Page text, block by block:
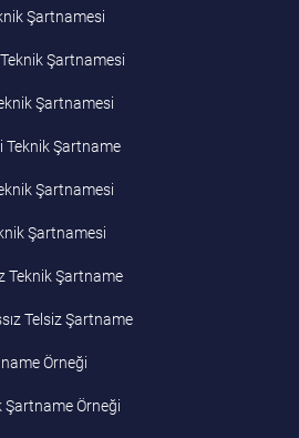
Şartnamesi
Şartnamesi
Şartnamesi
Teknik Şartname
Şartnamesi
Şartnamesi
Teknik Şartname
Telsiz Şartname
Örneği
Şartname Örneği